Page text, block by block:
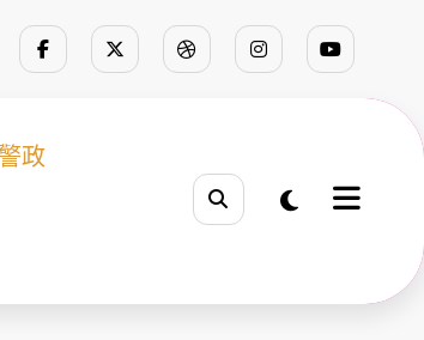
政